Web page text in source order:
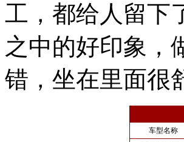
工，都给人留下
之中的好印象，
错，坐在里面很
车型名称